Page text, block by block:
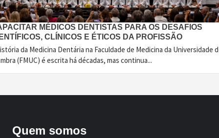
MÉDICOS DENTISTAS PARA OS DESAFIOS
CLÍNICOS E ÉTICOS DA PROFISSÃO
da Medicina Dentária na Faculdade de Medicina da Universidade
(FMUC) é escrita há décadas, mas continua...
Quem somos